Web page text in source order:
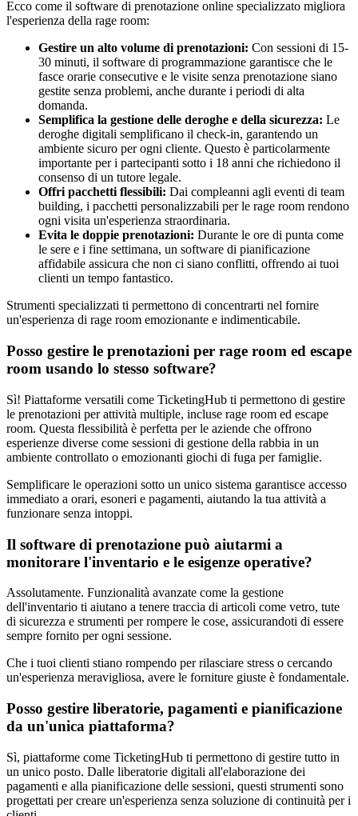
Ecco come il software di prenotazione online specializzato migliora
l'esperienza della rage room:
Gestire un alto volume di prenotazioni: Con sessioni di 15-
30 minuti, il software di programmazione garantisce che le
fasce orarie consecutive e le visite senza prenotazione siano
gestite senza problemi, anche durante i periodi di alta
domanda.
Semplifica la gestione delle deroghe e della sicurezza: Le
deroghe digitali semplificano il check-in, garantendo un
ambiente sicuro per ogni cliente. Questo è particolarmente
importante per i partecipanti sotto i 18 anni che richiedono il
consenso di un tutore legale.
Offri pacchetti flessibili: Dai compleanni agli eventi di team
building, i pacchetti personalizzabili per le rage room rendono
ogni visita un'esperienza straordinaria.
Evita le doppie prenotazioni: Durante le ore di punta come
le sere e i fine settimana, un software di pianificazione
affidabile assicura che non ci siano conflitti, offrendo ai tuoi
clienti un tempo fantastico.
Strumenti specializzati ti permettono di concentrarti nel fornire
un'esperienza di rage room emozionante e indimenticabile.
Posso gestire le prenotazioni per rage room ed escape
room usando lo stesso software?
Sì! Piattaforme versatili come TicketingHub ti permettono di gestire
le prenotazioni per attività multiple, incluse rage room ed escape
room. Questa flessibilità è perfetta per le aziende che offrono
esperienze diverse come sessioni di gestione della rabbia in un
ambiente controllato o emozionanti giochi di fuga per famiglie.
Semplificare le operazioni sotto un unico sistema garantisce accesso
immediato a orari, esoneri e pagamenti, aiutando la tua attività a
funzionare senza intoppi.
Il software di prenotazione può aiutarmi a
monitorare l'inventario e le esigenze operative?
Assolutamente. Funzionalità avanzate come la gestione
dell'inventario ti aiutano a tenere traccia di articoli come vetro, tute
di sicurezza e strumenti per rompere le cose, assicurandoti di essere
sempre fornito per ogni sessione.
Che i tuoi clienti stiano rompendo per rilasciare stress o cercando
un'esperienza meravigliosa, avere le forniture giuste è fondamentale.
Posso gestire liberatorie, pagamenti e pianificazione
da un'unica piattaforma?
Sì, piattaforme come TicketingHub ti permettono di gestire tutto in
un unico posto. Dalle liberatorie digitali all'elaborazione dei
pagamenti e alla pianificazione delle sessioni, questi strumenti sono
progettati per creare un'esperienza senza soluzione di continuità per i